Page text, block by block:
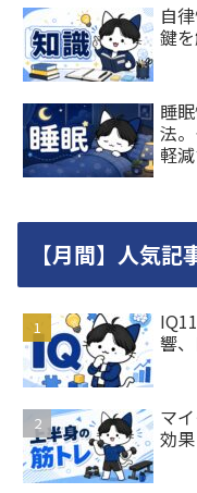
自
鍵
睡
法
軽
【月間】人気記
響
マ
効